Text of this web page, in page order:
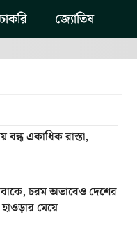
চাকরি জ্যোতিষ
একাধিক রাস্তা,
চরম অভাবেও দেশের
মেয়ে